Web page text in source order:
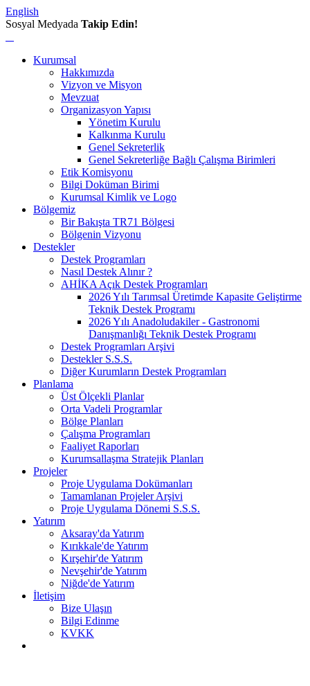
English
Sosyal Medyada Takip Edin!
Kurumsal
Hakkımızda
Vizyon ve Misyon
Mevzuat
Organizasyon Yapısı
Yönetim Kurulu
Kalkınma Kurulu
Genel Sekreterlik
Genel Sekreterliğe Bağlı Çalışma Birimleri
Etik Komisyonu
Bilgi Doküman Birimi
Kurumsal Kimlik ve Logo
Bölgemiz
Bir Bakışta TR71 Bölgesi
Bölgenin Vizyonu
Destekler
Destek Programları
Nasıl Destek Alınır ?
AHİKA Açık Destek Programları
2026 Yılı Tarımsal Üretimde Kapasite Geliştirme
Teknik Destek Programı
2026 Yılı Anadoludakiler - Gastronomi
Danışmanlığı Teknik Destek Programı
Destek Programları Arşivi
Destekler S.S.S.
Diğer Kurumların Destek Programları
Planlama
Üst Ölçekli Planlar
Orta Vadeli Programlar
Bölge Planları
Çalışma Programları
Faaliyet Raporları
Kurumsallaşma Stratejik Planları
Projeler
Proje Uygulama Dokümanları
Tamamlanan Projeler Arşivi
Proje Uygulama Dönemi S.S.S.
Yatırım
Aksaray'da Yatırım
Kırıkkale'de Yatırım
Kırşehir'de Yatırım
Nevşehir'de Yatırım
Niğde'de Yatırım
İletişim
Bize Ulaşın
Bilgi Edinme
KVKK